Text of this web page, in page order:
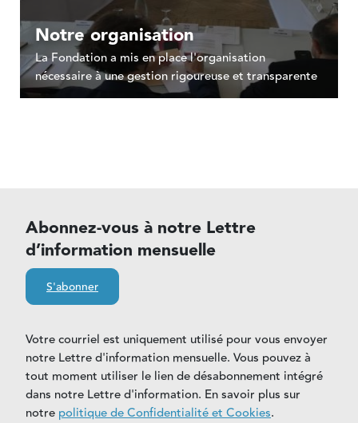
Notre organisation
La Fondation a mis en place l'organisation
nécessaire à une gestion rigoureuse et transparente
Abonnez-vous à notre Lettre
d’information mensuelle
S'abonner
Votre courriel est uniquement utilisé pour vous envoyer
notre Lettre d'information mensuelle. Vous pouvez à
tout moment utiliser le lien de désabonnement intégré
dans notre Lettre d'information. En savoir plus sur
notre politique de Confidentialité et Cookies.